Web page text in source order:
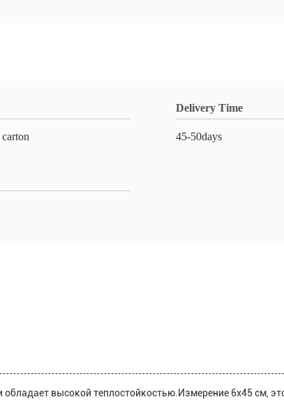
Delivery Time
45-50days
высокой теплостойкостью.Измерение 6x45 см,